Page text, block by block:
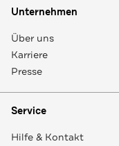
Unternehmen
Über uns
Karriere
Presse
Service
Hilfe & Kontakt